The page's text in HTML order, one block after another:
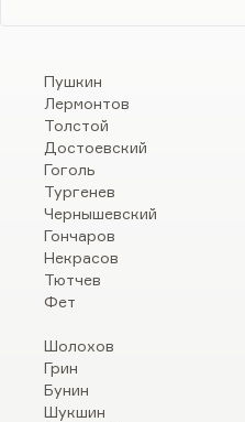
Пушкин
Лермонтов
Толстой
Достоевский
Гоголь
Тургенев
Чернышевский
Гончаров
Некрасов
Тютчев
Фет
Шолохов
Грин
Бунин
Шукшин